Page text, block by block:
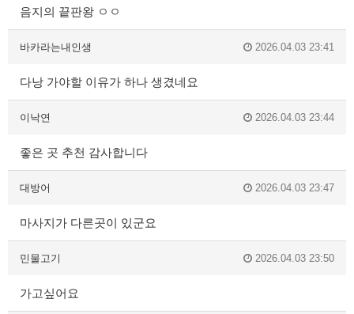
음지의 끝판왕 ㅇㅇ
바카라는내인생 2026.04.03 23:41
다낭 가야할 이유가 하나 생겼네요
이낙연 2026.04.03 23:44
좋은 곳 추천 감사합니다
대방어 2026.04.03 23:47
마사지가 다른곳이 있군요
민물고기 2026.04.03 23:50
가고싶어요